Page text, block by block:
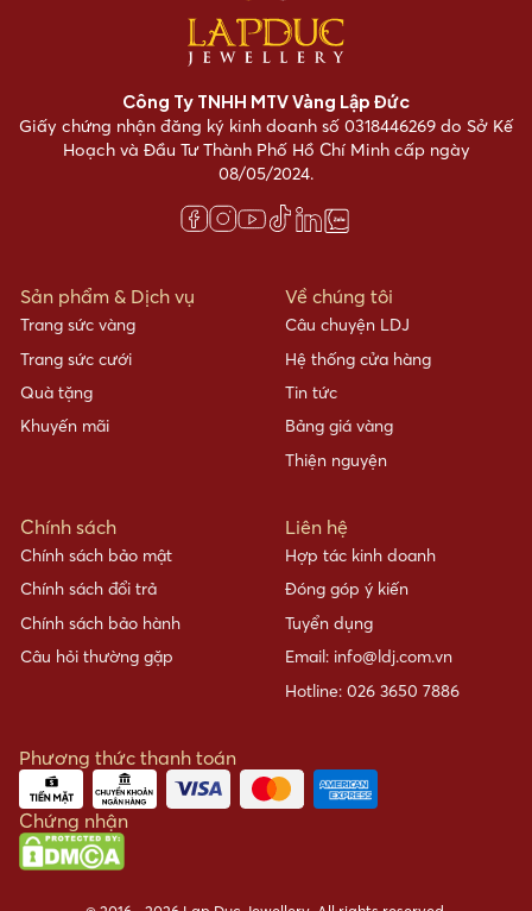
Công Ty TNHH MTV Vàng Lập Đức
Giấy chứng nhận đăng ký kinh doanh số 0318446269 do Sở Kế
Hoạch và Đầu Tư Thành Phố Hồ Chí Minh cấp ngày
08/05/2024.
Sản phẩm & Dịch vụ
Trang sức vàng
Trang sức cưới
Quà tặng
Khuyến mãi
Về chúng tôi
Câu chuyện LDJ
Hệ thống cửa hàng
Tin tức
Bảng giá vàng
Thiện nguyện
Chính sách
Chính sách bảo mật
Chính sách đổi trả
Chính sách bảo hành
Câu hỏi thường gặp
Liên hệ
Hợp tác kinh doanh
Đóng góp ý kiến
Tuyển dụng
Email: info@ldj.com.vn
Hotline: 026 3650 7886
Phương thức thanh toán
Chứng nhận